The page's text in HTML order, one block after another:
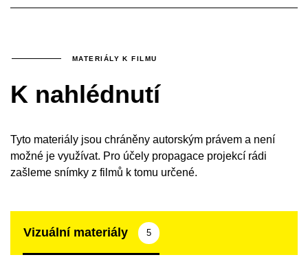
MATERIÁLY K FILMU
K nahlédnutí
Tyto materiály jsou chráněny autorským právem a není
možné je využívat. Pro účely propagace projekcí rádi
zašleme snímky z filmů k tomu určené.
Vizuální materiály 5